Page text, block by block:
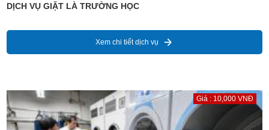
DỊCH VỤ GIẶT LÀ TRƯỜNG HỌC
Xem chi tiết dịch vụ
Giá : 10,000 VNĐ